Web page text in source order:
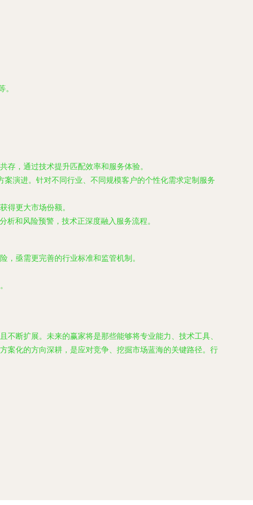
存，通过技术提升匹配效率和服务体验。
案演进。针对不同行业、不同规模客户的个性化需求定制服务
得更大市场份额。
析和风险预警，技术正深度融入服务流程。
，亟需更完善的行业标准和监管机制。
断扩展。未来的赢家将是那些能够将专业能力、技术工具、
案化的方向深耕，是应对竞争、挖掘市场蓝海的关键路径。行